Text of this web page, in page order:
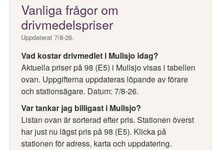
Vanliga frågor om
drivmedelspriser
Uppdaterat 7/8-26.
Vad kostar drivmedlet i Mullsjo idag?
Aktuella priser på 98 (E5) i Mullsjo visas i tabellen
ovan. Uppgifterna uppdateras löpande av förare
och stationsägare. Datum: 7/8-26.
Var tankar jag billigast i Mullsjo?
Listan ovan är sorterad efter pris. Stationen överst
har just nu lägst pris på 98 (E5). Klicka på
stationen för adress, karta och uppdatering.